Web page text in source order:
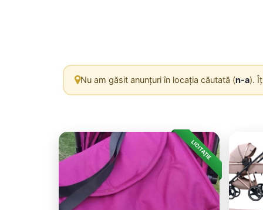
Nu am găsit anunțuri în locația căutată (n-a).
LICITAȚIE